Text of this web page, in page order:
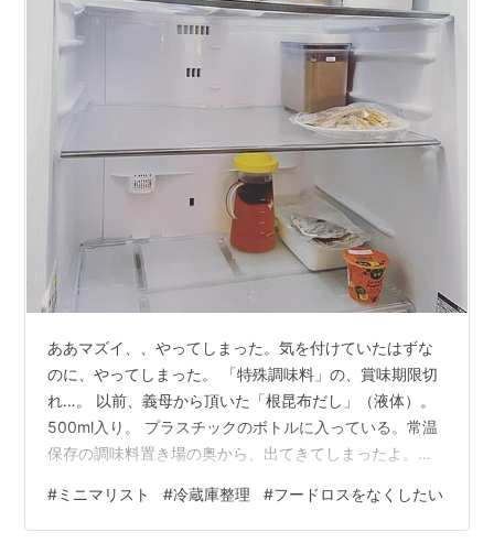
ああマズイ、、やってしまった。気を付けていたはずな
のに、やってしまった。 「特殊調味料」の、賞味期限切
れ…。 以前、義母から頂いた「根昆布だし」（液体）。
500ml入り。 プラスチックのボトルに入っている。常温
保存の調味料置き場の奥から、出てきてしまったよ。普
これ？」と手に取ったボトルはたいてい、危険。はい切
れていました賞味期限、2021年３月に。半年も前だね。
#ミニマリスト #冷蔵庫整理 #フードロスをなくしたい